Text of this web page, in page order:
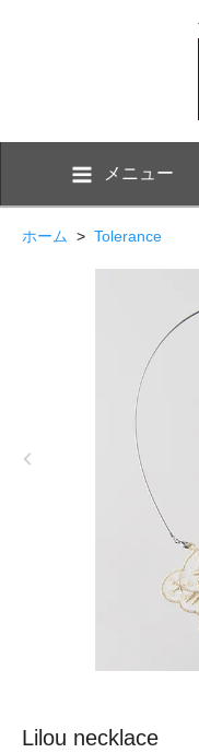
メニュー
ホーム > Tolerance
Lilou necklace